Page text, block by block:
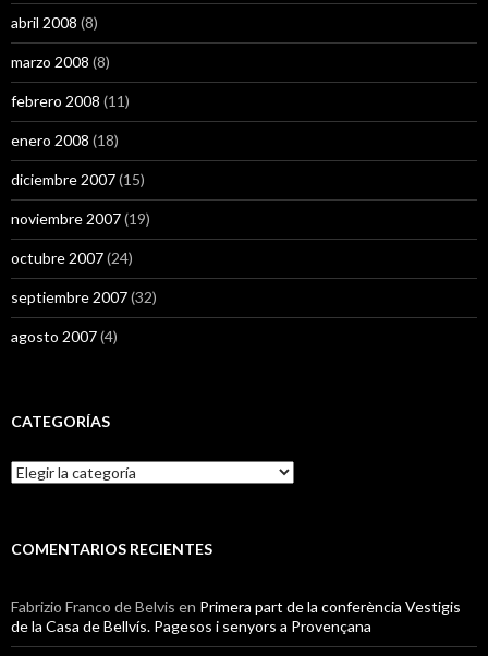
abril 2008 (8)
marzo 2008 (8)
febrero 2008 (11)
enero 2008 (18)
diciembre 2007(15)
noviembre 2007(19)
octubre 2007(24)
septiembre 2007(32)
agosto 2007(4)
CATEGORÍAS
Categorías
COMENTARIOS RECIENTES
Fabrizio Franco de Belvis en Primera part de la conferència Vestigis
de la Casa de Bellvís. Pagesos i senyors a Provençana